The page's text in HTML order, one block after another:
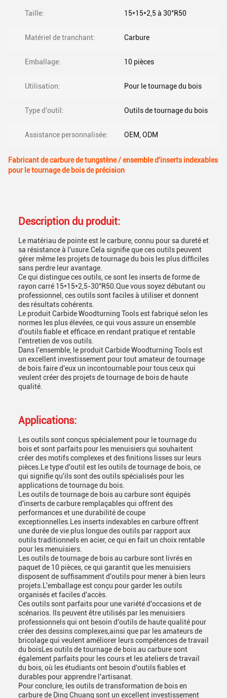
Taille: 15*15*2,5 à 30°R50
Matériel de tranchant: Carbure
Emballage: 10 pièces
Utilisation: Pour le tournage du bois
Type d'outil: Outils de tournage du bois
Assistance personnalisée: OEM, ODM
Fabricant de carbure de tungstène / ensemble d'inserts indexables
pour le tournage de bois de précision
Description du produit:
Le matériau de pointe est le carbure, connu pour sa dureté et
sa résistance à l'usure.Cela signifie que ces outils peuvent
gérer même les projets de tournage du bois les plus difficiles
sans perdre leur avantage.
Ce qui distingue ces outils, ce sont les inserts de forme de
rayon carré 15*15*2,5-30°R50.Que vous soyez débutant ou
professionnel, ces outils sont faciles à utiliser et donnent
des résultats cohérents.
Le produit Carbide Woodturning Tools est fabriqué selon les
normes les plus élevées, ce qui vous assure un ensemble
d'outils fiable et efficace.en rendant pratique et rentable
l'entretien de vos outils.
Dans l'ensemble, le produit Carbide Woodturning Tools est
un excellent investissement pour tout amateur de tournage
de bois.faire d'eux un incontournable pour tous ceux qui
veulent créer des projets de tournage de bois de haute
qualité.
Applications:
Les outils sont conçus spécialement pour le tournage du
bois et sont parfaits pour les menuisiers qui souhaitent
créer des motifs complexes et des finitions lisses sur leurs
pièces.Le type d'outil est les outils de tournage de bois, ce
qui signifie qu'ils sont des outils spécialisés pour les
applications de tournage du bois.
Les outils de tournage de bois au carbure sont équipés
d'inserts de carbure remplaçables qui offrent des
performances et une durabilité de coupe
exceptionnelles.Les inserts indexables en carbure offrent
une durée de vie plus longue des outils par rapport aux
outils traditionnels en acier, ce qui en fait un choix rentable
pour les menuisiers.
Les outils de tournage de bois au carbure sont livrés en
paquet de 10 pièces, ce qui garantit que les menuisiers
disposent de suffisamment d'outils pour mener à bien leurs
projets.L'emballage est conçu pour garder les outils
organisés et faciles d'accès.
Ces outils sont parfaits pour une variété d'occasions et de
scénarios. Ils peuvent être utilisés par les menuisiers
professionnels qui ont besoin d'outils de haute qualité pour
créer des dessins complexes,ainsi que par les amateurs de
bricolage qui veulent améliorer leurs compétences de travail
du boisLes outils de tournage de bois au carbure sont
également parfaits pour les cours et les ateliers de travail
du bois, où les étudiants ont besoin d'outils fiables et
durables pour apprendre l'artisanat.
Pour conclure, les outils de transformation de bois en
carbure de Ding Chuang sont un excellent investissement